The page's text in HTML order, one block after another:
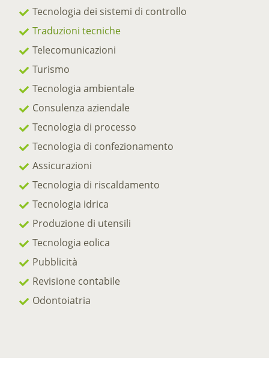
Tecnologia dei sistemi di controllo
Traduzioni tecniche
Telecomunicazioni
Turismo
Tecnologia ambientale
Consulenza aziendale
Tecnologia di processo
Tecnologia di confezionamento
Assicurazioni
Tecnologia di riscaldamento
Tecnologia idrica
Produzione di utensili
Tecnologia eolica
Pubblicità
Revisione contabile
Odontoiatria